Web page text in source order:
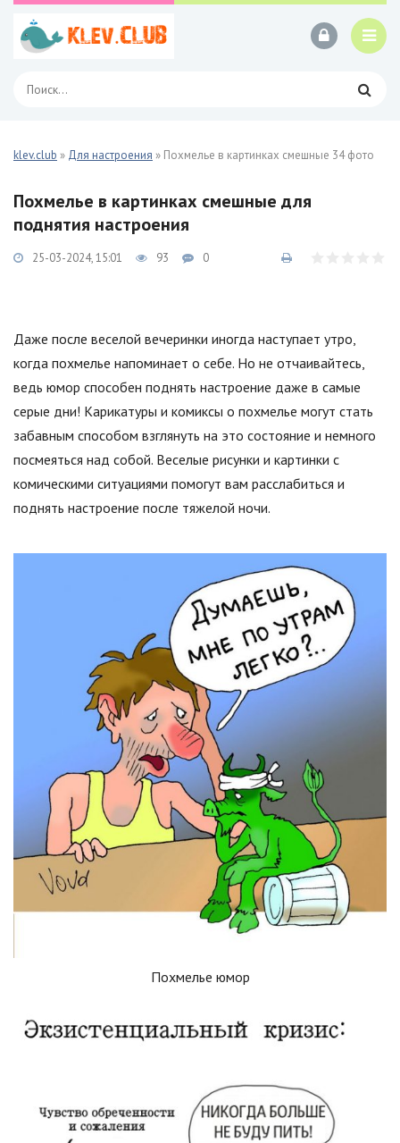
klev.club » Для настроения » Похмелье в картинках смешные 34 фото
Похмелье в картинках смешные для
поднятия настроения
25-03-2024, 15:01 93 0
Даже после веселой вечеринки иногда наступает утро,
когда похмелье напоминает о себе. Но не отчаивайтесь,
ведь юмор способен поднять настроение даже в самые
серые дни! Карикатуры и комиксы о похмелье могут стать
забавным способом взглянуть на это состояние и немного
посмеяться над собой. Веселые рисунки и картинки с
комическими ситуациями помогут вам расслабиться и
поднять настроение после тяжелой ночи.
Похмелье юмор